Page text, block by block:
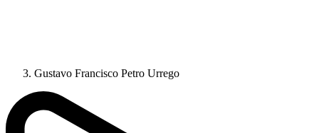
Gustavo Francisco Petro Urrego